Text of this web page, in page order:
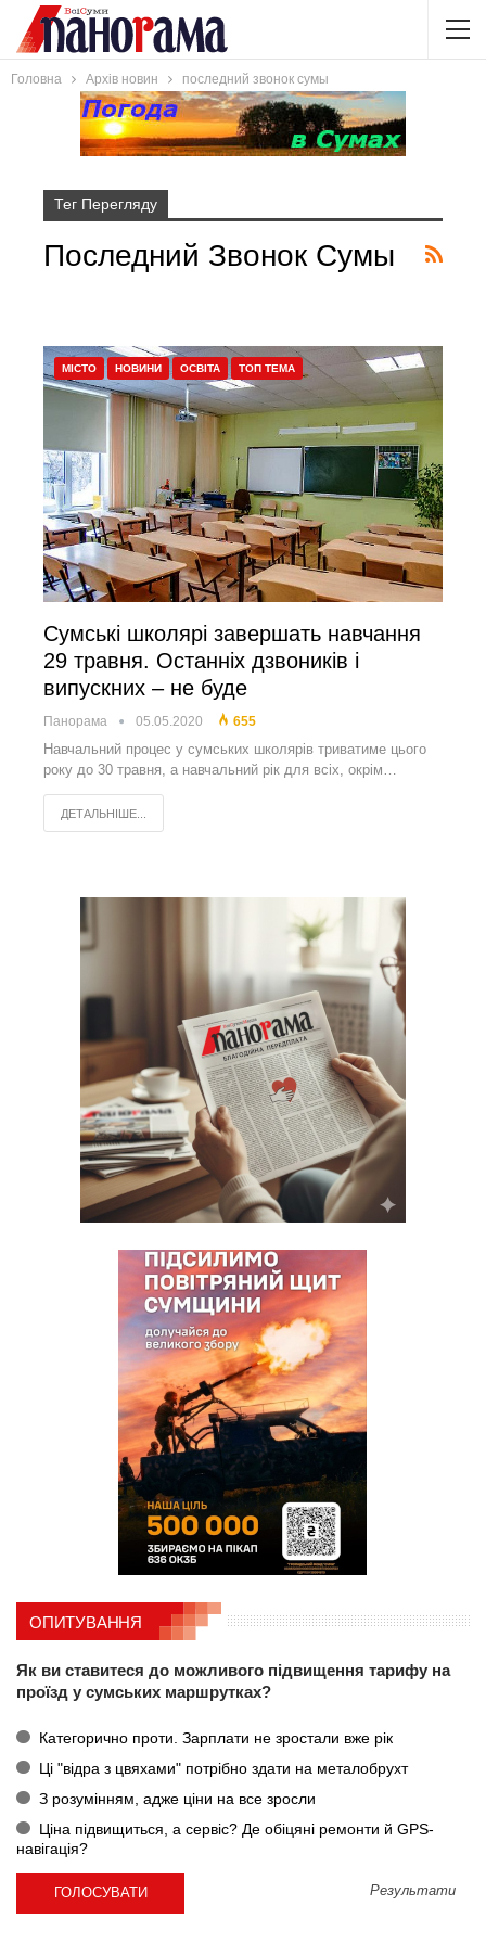
Головна Архів новин последний звонок сумы
Тег Перегляду
Последний Звонок Сумы
МІСТО НОВИНИ ОСВІТА ТОП ТЕМА
Сумські школярі завершать навчання
29 травня. Останніх дзвоників і
випускних – не буде
Панорама 05.05.2020 655
Навчальний процес у сумських школярів триватиме цього
року до 30 травня, а навчальний рік для всіх, окрім…
ДЕТАЛЬНІШЕ...
ОПИТУВАННЯ
Як ви ставитеся до можливого підвищення тарифу на
проїзд у сумських маршрутках?
Категорично проти. Зарплати не зростали вже рік
Ці "відра з цвяхами" потрібно здати на металобрухт
З розумінням, адже ціни на все зросли
Ціна підвищиться, а сервіс? Де обіцяні ремонти й GPS-
навігація?
Результати